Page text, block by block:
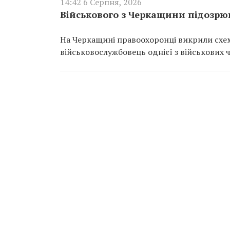
Військового з Черкащини
На Черкащині правоохоронці викрили
військовослужбовець однієї з військових